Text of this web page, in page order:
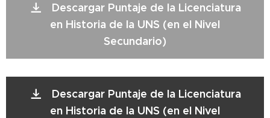
Descargar Puntaje de la Licenciatura
en Historia de la UNS (en el Nivel
Secundario)
Descargar Puntaje de la Licenciatura
en Historia de la UNS (en el Nivel